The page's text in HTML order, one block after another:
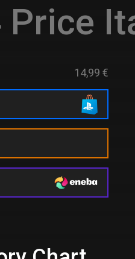
Price
14,99 €